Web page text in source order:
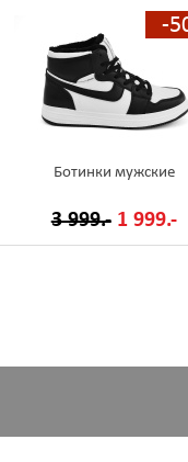
-
Ботинки мужские
3 999.- 1 999.-